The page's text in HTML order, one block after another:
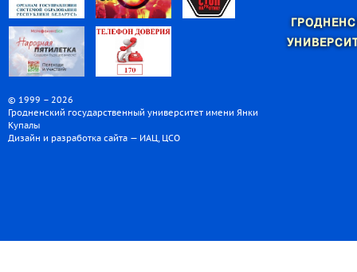
© 1999 – 2026
Гродненский государственный университет имени Янки
Купалы
Дизайн и разработка сайта — ИАЦ, ЦСО